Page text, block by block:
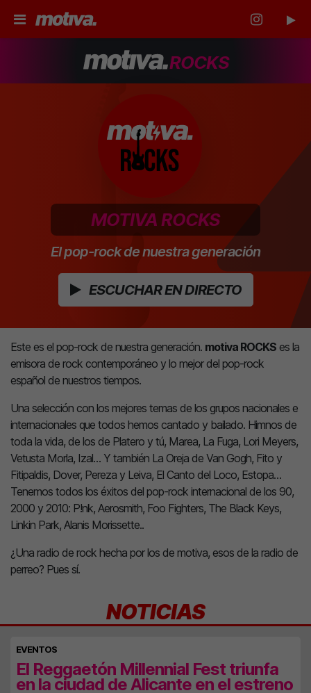
ROCKS
MOTIVA ROCKS
El pop-rock de nuestra generación
ESCUCHAR EN DIRECTO
Este es el pop-rock de nuestra generación. motiva ROCKS es la
emisora de rock contemporáneo y lo mejor del pop-rock
español de nuestros tiempos.
Una selección con los mejores temas de los grupos nacionales e
internacionales que todos hemos cantado y bailado. Himnos de
toda la vida, de los de Platero y tú, Marea, La Fuga, Lori Meyers,
Vetusta Morla, Izal… Y también La Oreja de Van Gogh, Fito y
Fitipaldis, Dover, Pereza y Leiva, El Canto del Loco, Estopa…
Tenemos todos los éxitos del pop-rock internacional de los 90,
2000 y 2010: P!nk, Aerosmith, Foo Fighters, The Black Keys,
Linkin Park, Alanis Morissette..
¿Una radio de rock hecha por los de motiva, esos de la radio de
perreo? Pues sí.
NOTICIAS
EVENTOS
El Reggaetón Millennial Fest triunfa
en la ciudad de Alicante en el estreno